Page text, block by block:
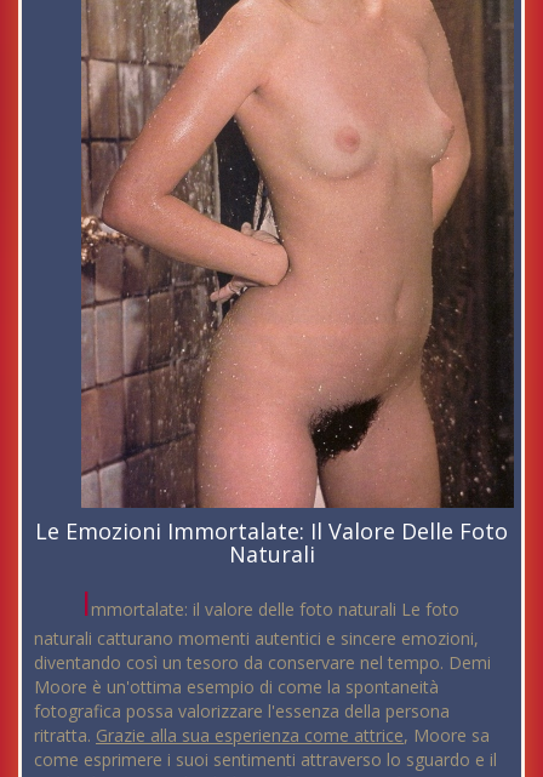
Le Emozioni Immortalate: Il Valore Delle Foto
Naturali
Immortalate: il valore delle foto naturali Le foto
naturali catturano momenti autentici e sincere emozioni,
diventando così un tesoro da conservare nel tempo. Demi
Moore è un'ottima esempio di come la spontaneità
fotografica possa valorizzare l'essenza della persona
ritratta. Grazie alla sua esperienza come attrice, Moore sa
come esprimere i suoi sentimenti attraverso lo sguardo e il